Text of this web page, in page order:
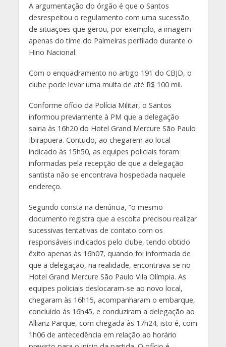
A argumentação do órgão é que o Santos
desrespeitou o regulamento com uma sucessão
de situações que gerou, por exemplo, a imagem
apenas do time do Palmeiras perfilado durante o
Hino Nacional.
Com o enquadramento no artigo 191 do CBJD, o
clube pode levar uma multa de até R$ 100 mil.
Conforme ofício da Polícia Militar, o Santos
informou previamente à PM que a delegação
sairia às 16h20 do Hotel Grand Mercure São Paulo
Ibirapuera. Contudo, ao chegarem ao local
indicado às 15h50, as equipes policiais foram
informadas pela recepção de que a delegação
santista não se encontrava hospedada naquele
endereço.
Segundo consta na denúncia, “o mesmo
documento registra que a escolta precisou realizar
sucessivas tentativas de contato com os
responsáveis indicados pelo clube, tendo obtido
êxito apenas às 16h07, quando foi informada de
que a delegação, na realidade, encontrava-se no
Hotel Grand Mercure São Paulo Vila Olímpia. As
equipes policiais deslocaram-se ao novo local,
chegaram às 16h15, acompanharam o embarque,
concluído às 16h45, e conduziram a delegação ao
Allianz Parque, com chegada às 17h24, isto é, com
1h06 de antecedência em relação ao horário